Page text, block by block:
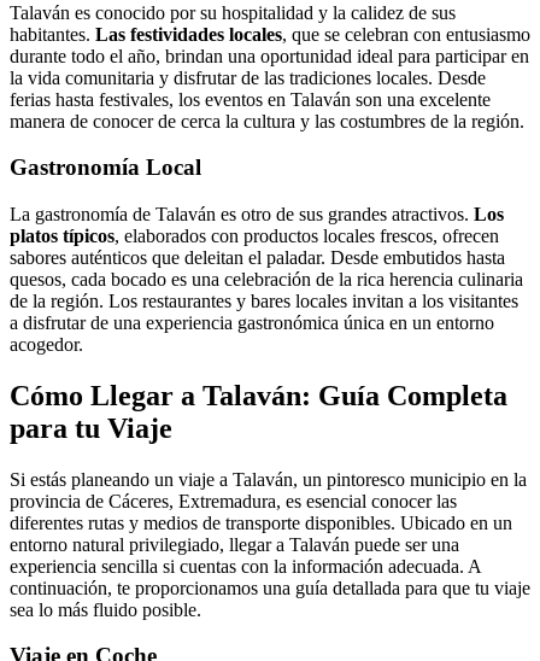
Talaván es conocido por su hospitalidad y la calidez de sus
habitantes. Las festividades locales, que se celebran con entusiasmo
durante todo el año, brindan una oportunidad ideal para participar en
la vida comunitaria y disfrutar de las tradiciones locales. Desde
ferias hasta festivales, los eventos en Talaván son una excelente
manera de conocer de cerca la cultura y las costumbres de la región.
Gastronomía Local
La gastronomía de Talaván es otro de sus grandes atractivos. Los
platos típicos, elaborados con productos locales frescos, ofrecen
sabores auténticos que deleitan el paladar. Desde embutidos hasta
quesos, cada bocado es una celebración de la rica herencia culinaria
de la región. Los restaurantes y bares locales invitan a los visitantes
a disfrutar de una experiencia gastronómica única en un entorno
acogedor.
Cómo Llegar a Talaván: Guía Completa
para tu Viaje
Si estás planeando un viaje a Talaván, un pintoresco municipio en la
provincia de Cáceres, Extremadura, es esencial conocer las
diferentes rutas y medios de transporte disponibles. Ubicado en un
entorno natural privilegiado, llegar a Talaván puede ser una
experiencia sencilla si cuentas con la información adecuada. A
continuación, te proporcionamos una guía detallada para que tu viaje
sea lo más fluido posible.